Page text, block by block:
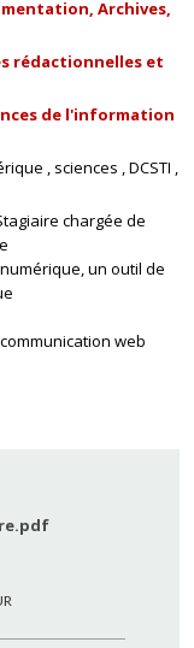
Archives,
rédactionnelles et
de l'information
sciences DCSTI
chargée de
un outil de
web